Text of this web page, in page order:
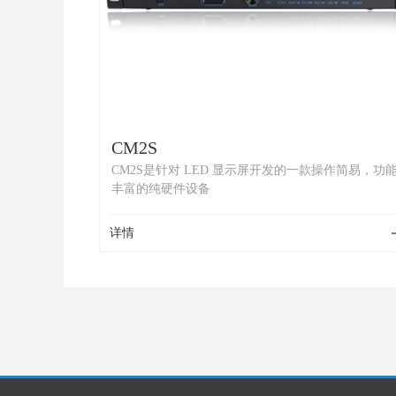
CM2S
CM2S是针对 LED 显示屏开发的一款操作简易，功
丰富的纯硬件设备
详情